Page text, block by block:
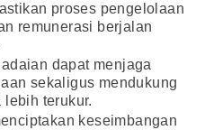
proses pengelolaan
remunerasi berjalan
dapat menjaga
sekaligus mendukung
terukur.
keseimbangan